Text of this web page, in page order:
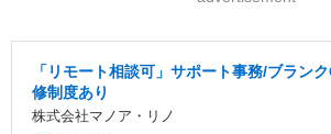
「リモート相談可」サポート事務/ブラン
修制度あり
株式会社マノア・リノ